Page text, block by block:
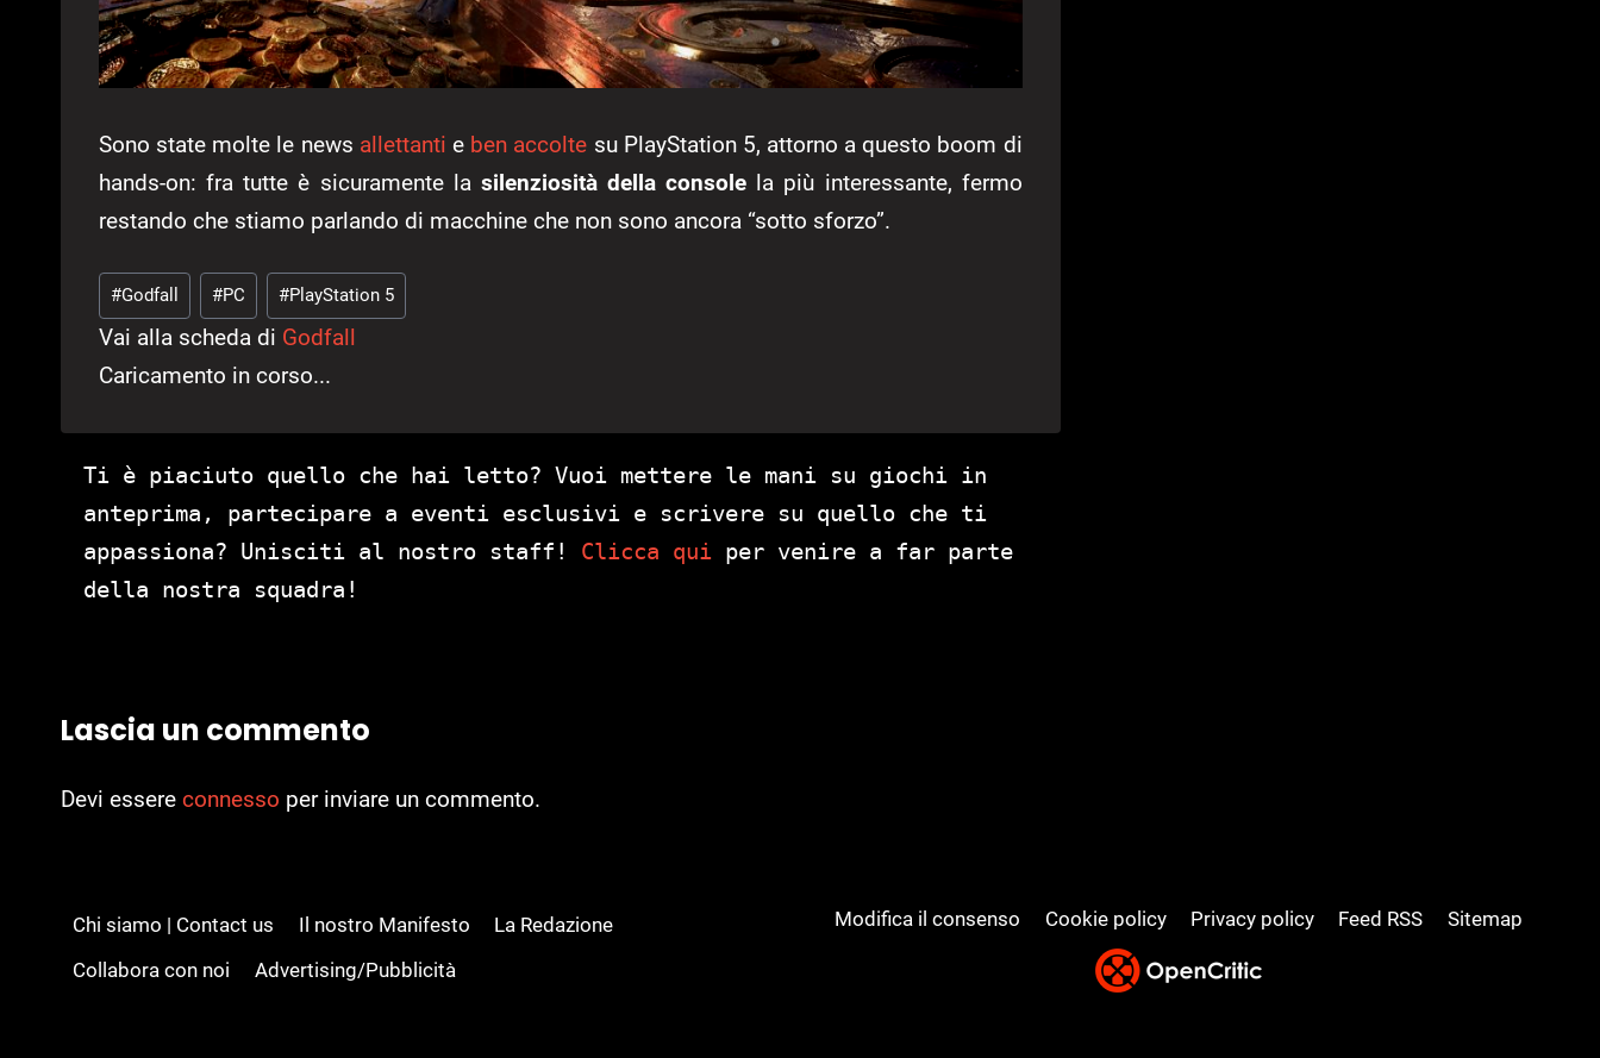
Sono state molte le news allettanti e ben accolte su PlayStation 5, attorno a questo boom di
hands-on: fra tutte è sicuramente la silenziosità della console la più interessante, fermo
restando che stiamo parlando di macchine che non sono ancora “sotto sforzo”.
Tag
articolo:
#Godfall #PC #PlayStation 5
Vai alla scheda di Godfall
Caricamento in corso...
Ti è piaciuto quello che hai letto? Vuoi mettere le mani su giochi in
anteprima, partecipare a eventi esclusivi e scrivere su quello che ti
appassiona? Unisciti al nostro staff! Clicca qui per venire a far parte
della nostra squadra!
Lascia un commento
Devi essere connesso per inviare un commento.
Chi siamo | Contact us Il nostro Manifesto
La Redazione
Collabora con noi
Advertising/Pubblicità
Modifica il consenso Cookie policy Privacy policy Feed RSS Sitemap